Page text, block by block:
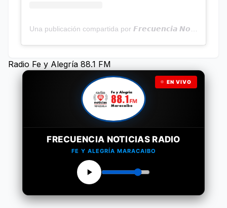
Radio Fe y Alegría 88.1 FM
EN VIVO
FRECUENCIA NOTICIAS RADIO
FE Y ALEGRÍA MARACAIBO